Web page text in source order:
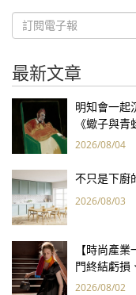
最新文章
明知會一起
《蠍子與
2026/08/04
不只是下廚
2026/08/03
【時尚產
門終結虧損
報亮眼
2026/08/02